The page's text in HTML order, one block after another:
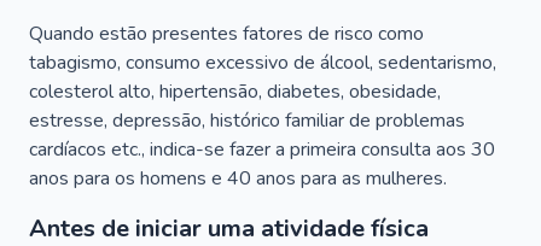
Quando estão presentes fatores de risco como
tabagismo, consumo excessivo de álcool, sedentarismo,
colesterol alto, hipertensão, diabetes, obesidade,
estresse, depressão, histórico familiar de problemas
cardíacos etc., indica-se fazer a primeira consulta aos 30
anos para os homens e 40 anos para as mulheres.
Antes de iniciar uma atividade física